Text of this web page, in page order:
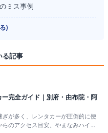
ミス事例
)
る記事
完全ガイド｜別府・由布院・阿
が多く、レンタカーが圧倒的に便
のアクセス目安、やまなみハイウ